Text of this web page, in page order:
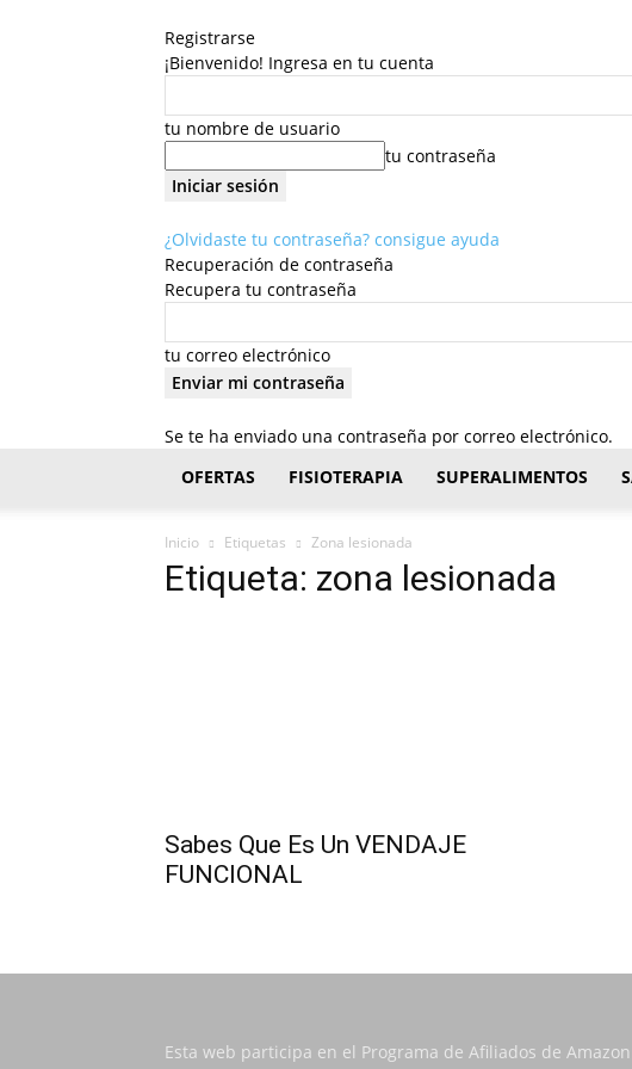
Registrarse
¡Bienvenido! Ingresa en tu cuenta
tu nombre de usuario
tu contraseña
¿Olvidaste tu contraseña? consigue ayuda
Recuperación de contraseña
Recupera tu contraseña
tu correo electrónico
Se te ha enviado una contraseña por correo electrónico.
OFERTAS FISIOTERAPIA SUPERALIMENTOS
Inicio Etiquetas Zona lesionada
Etiqueta: zona lesionada
Sabes Que Es Un VENDAJE
FUNCIONAL
Esta web participa en el Programa de Afiliados de